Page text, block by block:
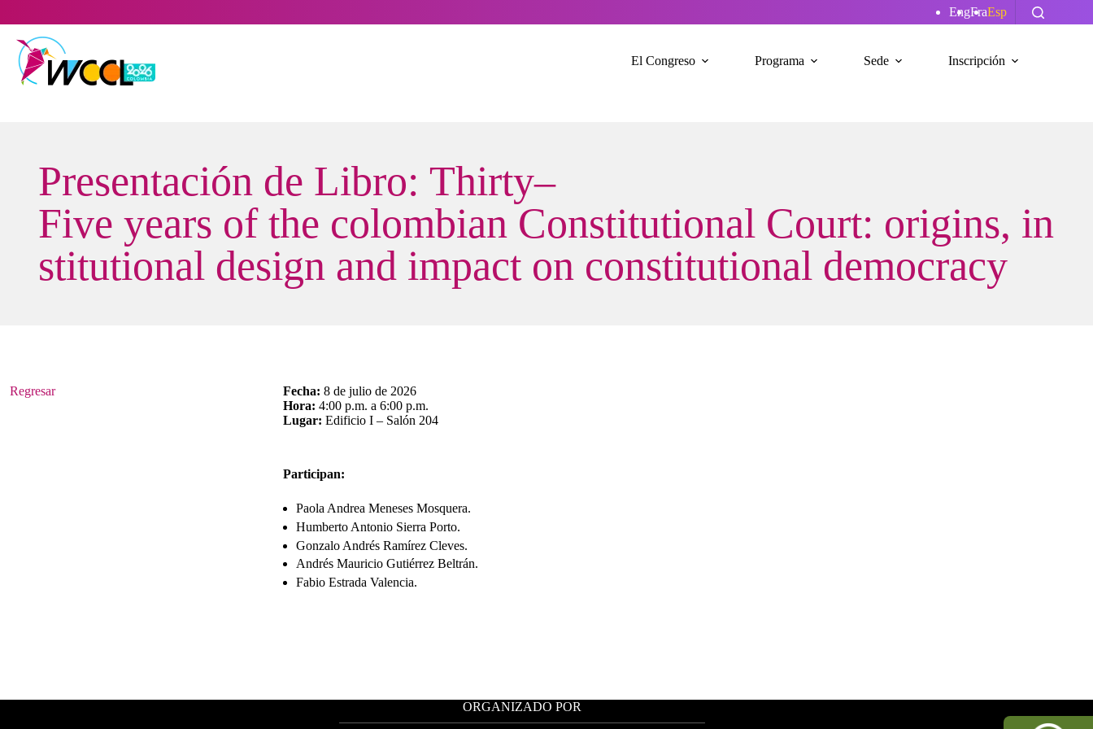
contenido
EngFraEsp
El Congreso Programa Sede Inscripción
Presentación de Libro: Thirty–
Five years of the colombian Constitutional Court: origins, in
stitutional design and impact on constitutional democracy
Regresar Fecha: 8 de julio de 2026
Hora: 4:00 p.m. a 6:00 p.m.
Lugar: Edificio I – Salón 204
Participan:
Paola Andrea Meneses Mosquera.
Humberto Antonio Sierra Porto.
Gonzalo Andrés Ramírez Cleves.
Andrés Mauricio Gutiérrez Beltrán.
Fabio Estrada Valencia.
ORGANIZADO POR